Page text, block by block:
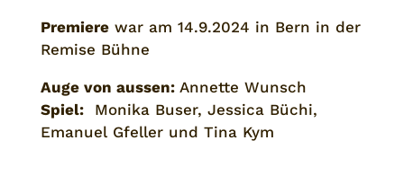
Premierewar am 14.9.2024 in Bern in der
Remise Bühne
Auge von aussen:Annette Wunsch
Spiel:Monika Buser, Jessica Büchi,
Emanuel Gfeller und Tina Kym